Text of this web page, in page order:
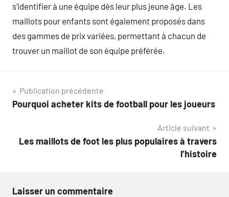
s’identifier à une équipe dès leur plus jeune âge. Les
maillots pour enfants sont également proposés dans
des gammes de prix variées, permettant à chacun de
trouver un maillot de son équipe préférée.
Navigation
de
Publication précédente
Pourquoi acheter kits de football pour les joueurs
Article suivant
Les maillots de foot les plus populaires à travers
l’histoire
Laisser un commentaire